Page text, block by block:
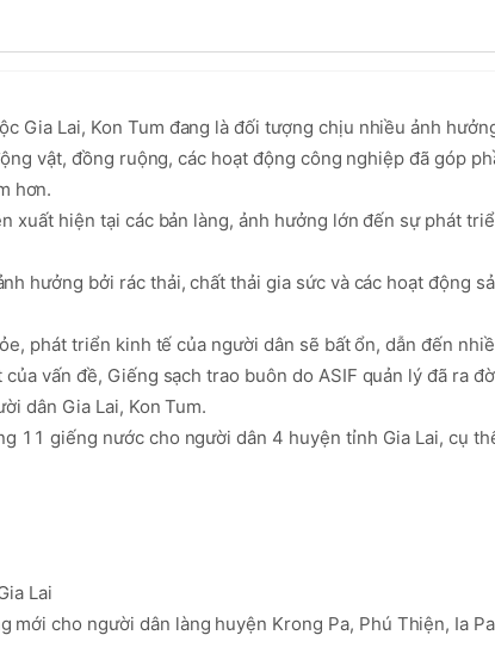
Gia Lai, Kon Tum đang là đối tượng chịu nhiều ảnh
vật, đồng ruộng, các hoạt động công nghiệp đã góp
hơn.
xuất hiện tại các bản làng, ảnh hưởng lớn đến sự phát
hưởng bởi rác thải, chất thải gia sức và các hoạt động
phát triển kinh tế của người dân sẽ bất ổn, dẫn đến
vấn đề, Giếng sạch trao buôn do ASIF quản lý đã ra
dân Gia Lai, Kon Tum.
11 giếng nước cho người dân 4 huyện tỉnh Gia Lai, cụ
Lai
cho người dân làng huyện Krong Pa, Phú Thiện, Ia